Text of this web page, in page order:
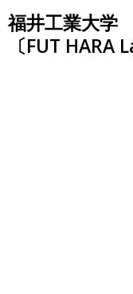
Skip
to
content
福井工業大学
〔FUT HARA